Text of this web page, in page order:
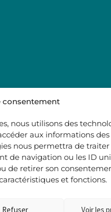
consentement
nous utilisons des
aux informations
nous permettra de traiter
de navigation ou les ID
de retirer son
et fonctions.
Refuser Voir les